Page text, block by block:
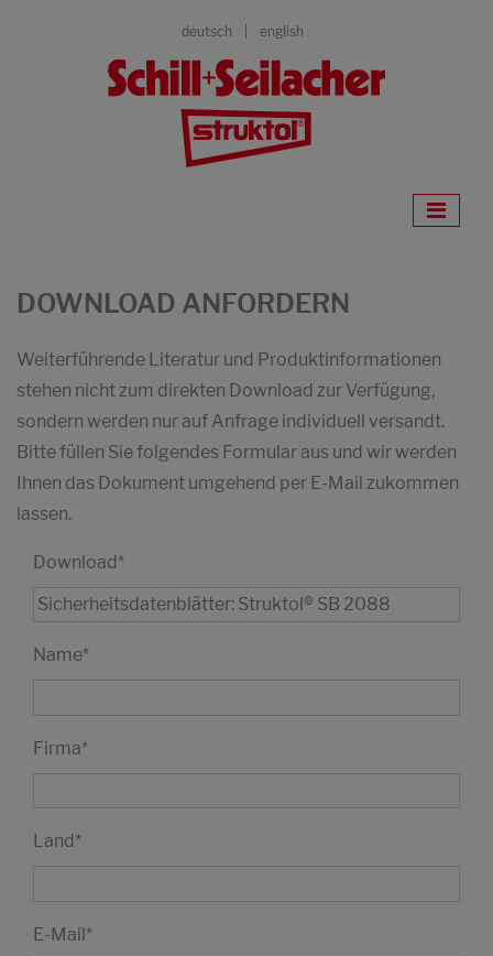
deutsch english
DOWNLOAD ANFORDERN
Weiterführende Literatur und Produktinformationen
stehen nicht zum direkten Download zur Verfügung,
sondern werden nur auf Anfrage individuell versandt.
Bitte füllen Sie folgendes Formular aus und wir werden
Ihnen das Dokument umgehend per E-Mail zukommen
lassen.
Download*
Name*
Firma*
Land*
E-Mail*